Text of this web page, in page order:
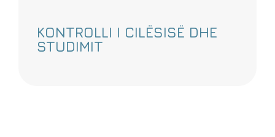
KONTROLLI I CILËSISË DHE
STUDIMIT